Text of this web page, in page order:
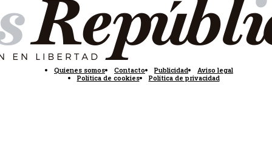
Quienes somos Contacto Publicidad
Aviso legal
Política de cookies
Política de privacidad